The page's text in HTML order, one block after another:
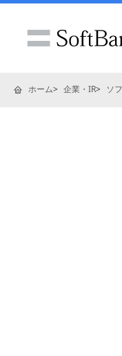
ホーム 企業・IR ソ